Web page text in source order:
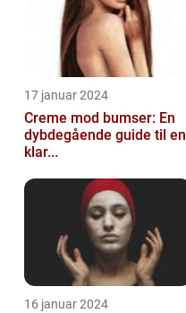
17 januar 2024
Creme mod bumser: En
dybdegående guide til en
klar...
16 januar 2024